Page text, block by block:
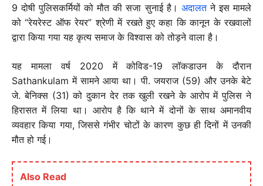
9 दोषी पुलिसकर्मियों को मौत की सजा सुनाई है। अदालतने इस मामले
को “रेयरेस्ट ऑफ रेयर” श्रेणी में रखते हुए कहा कि कानून के रखवालों
द्वारा किया गया यह कृत्य समाज के विश्वास को तोड़ने वाला है।
यह मामला वर्ष 2020 में कोविड-19 लॉकडाउन के दौरान
Sathankulam में सामने आया था। पी. जयराज (59) और उनके बेटे
जे. बेनिक्स (31) को दुकान देर तक खुली रखने के आरोप में पुलिस ने
हिरासत में लिया था। आरोप है कि थाने में दोनों के साथ अमानवीय
व्यवहार किया गया, जिससे गंभीर चोटों के कारण कुछ ही दिनों में उनकी
मौत हो गई।
Also Read